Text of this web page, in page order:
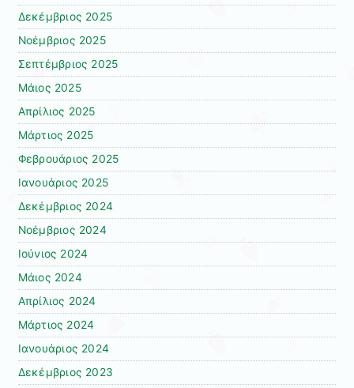
Δεκέμβριος 2025
Νοέμβριος 2025
Σεπτέμβριος 2025
Μάιος 2025
Απρίλιος 2025
Μάρτιος 2025
Φεβρουάριος 2025
Ιανουάριος 2025
Δεκέμβριος 2024
Νοέμβριος 2024
Ιούνιος 2024
Μάιος 2024
Απρίλιος 2024
Μάρτιος 2024
Ιανουάριος 2024
Δεκέμβριος 2023